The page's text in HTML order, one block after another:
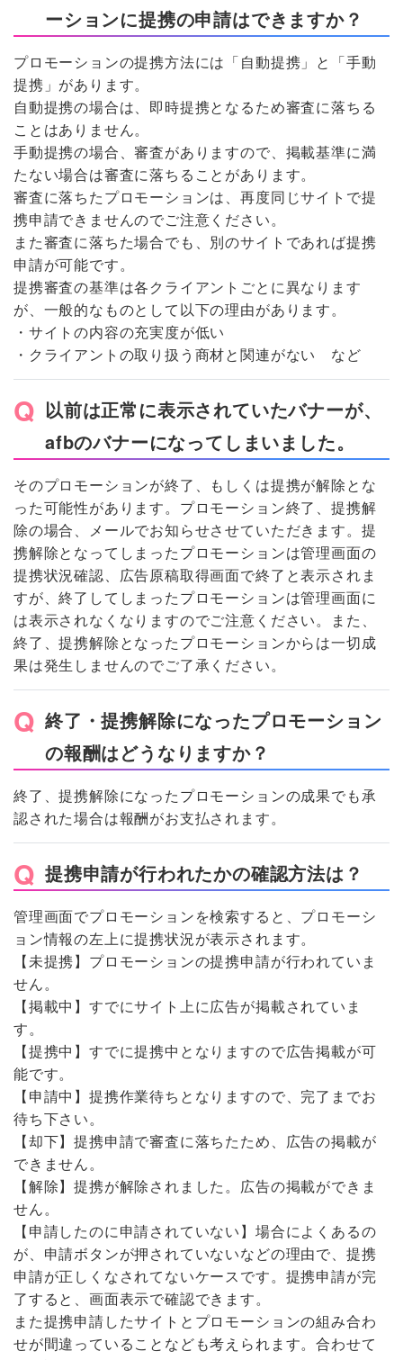
ーションに提携の申請はできますか？
プロモーションの提携方法には「自動提携」と「手動
提携」があります。
自動提携の場合は、即時提携となるため審査に落ちる
ことはありません。
手動提携の場合、審査がありますので、掲載基準に満
たない場合は審査に落ちることがあります。
審査に落ちたプロモーションは、再度同じサイトで提
携申請できませんのでご注意ください。
また審査に落ちた場合でも、別のサイトであれば提携
申請が可能です。
提携審査の基準は各クライアントごとに異なります
が、一般的なものとして以下の理由があります。
・サイトの内容の充実度が低い
・クライアントの取り扱う商材と関連がない など
以前は正常に表示されていたバナーが、
afbのバナーになってしまいました。
そのプロモーションが終了、もしくは提携が解除とな
った可能性があります。プロモーション終了、提携解
除の場合、メールでお知らせさせていただきます。提
携解除となってしまったプロモーションは管理画面の
提携状況確認、広告原稿取得画面で終了と表示されま
すが、終了してしまったプロモーションは管理画面に
は表示されなくなりますのでご注意ください。また、
終了、提携解除となったプロモーションからは一切成
果は発生しませんのでご了承ください。
終了・提携解除になったプロモーション
の報酬はどうなりますか？
終了、提携解除になったプロモーションの成果でも承
認された場合は報酬がお支払されます。
提携申請が行われたかの確認方法は？
管理画面でプロモーションを検索すると、プロモーシ
ョン情報の左上に提携状況が表示されます。
【未提携】プロモーションの提携申請が行われていま
せん。
【掲載中】すでにサイト上に広告が掲載されていま
す。
【提携中】すでに提携中となりますので広告掲載が可
能です。
【申請中】提携作業待ちとなりますので、完了までお
待ち下さい。
【却下】提携申請で審査に落ちたため、広告の掲載が
できません。
【解除】提携が解除されました。広告の掲載ができま
せん。
【申請したのに申請されていない】場合によくあるの
が、申請ボタンが押されていないなどの理由で、提携
申請が正しくなされてないケースです。提携申請が完
了すると、画面表示で確認できます。
また提携申請したサイトとプロモーションの組み合わ
せが間違っていることなども考えられます。合わせて